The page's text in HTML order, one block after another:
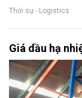
Thời sự - Logistics
Giá dầu hạ